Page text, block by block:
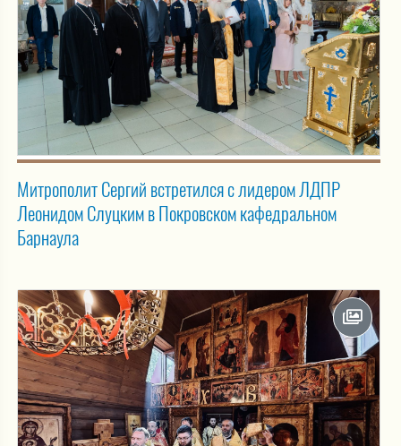
Митрополит Сергий встретился с лидером ЛДПР
Леонидом Слуцким в Покровском кафедральном
Барнаула